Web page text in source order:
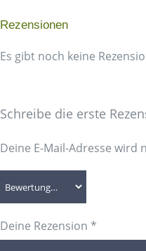
Rezensionen
Es gibt noch keine
Schreibe die erste
Deine E-Mail-Adresse
Deine Rezension *